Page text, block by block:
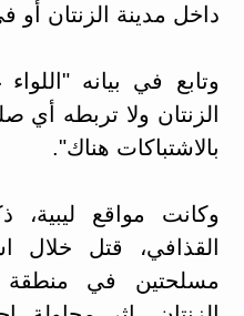
داخل مدينة الزنتان أو
وتابع في بيانه
الزنتان ولا تربطه أي
بالاشتباكات هناك".
وكانت مواقع
القذافي، قتل خلال
مسلحتين في منطقة